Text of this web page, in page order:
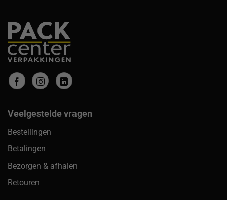
Veelgestelde vragen
Bestellingen
Betalingen
Bezorgen & afhalen
Retouren